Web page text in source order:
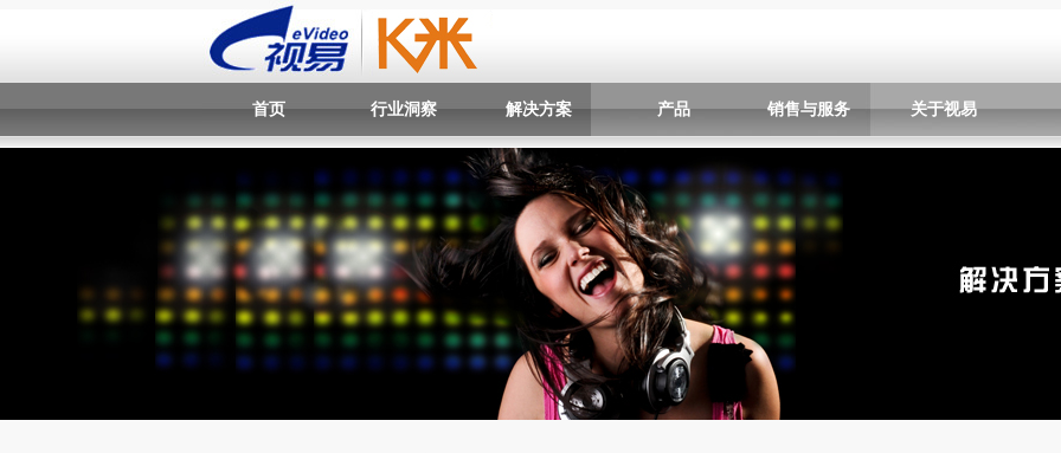
首页 行业洞察 解决方案 产品 销售与服务 关于视易